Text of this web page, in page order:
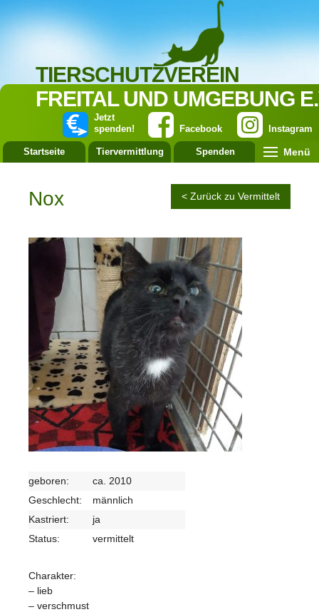
TIERSCHUTZVEREIN
FREITAL UND UMGEBUNG
Instagram
Facebook
Jetzt
spenden!
Startseite Tiervermittlung Spenden Menü
Nox < Zurück zu Vermittelt
geboren:
ca. 2010
Geschlecht:
männlich
Kastriert:
ja
Status:
vermittelt
Charakter:
– lieb
– verschmust